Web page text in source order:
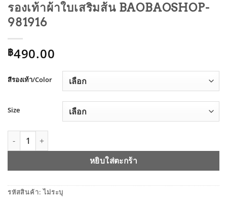
รองเท้าผ้าใบเสริมส้น BAOBAOSHOP-
981916
฿490.00
สีรองเท้า/Color
Size
จำนวน รองเท้าผ้าใบเสริมส้น BAOBAOSHOP-981916 ชิ้น
หยิบใส่ตะกร้า
รหัสสินค้า:ไม่ระบุ